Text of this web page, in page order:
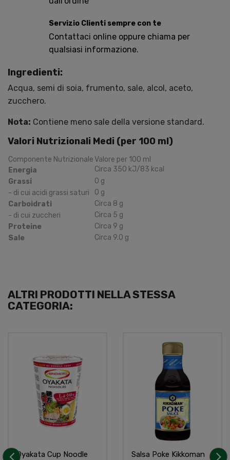
Servizio Clienti sempre con te
Contattaci online oppure chiama per
qualsiasi informazione.
Ingredienti:
Acqua, semi di soia, frumento, sale, alcol, aceto,
zucchero.
Nota: Contiene meno sale della versione standard.
Valori Nutrizionali Medi (per 100 ml)
Componente NutrizionaleValore per 100 ml
Energia
Circa 350 kJ/83 kcal
Grassi
0 g
- di cui acidi grassi saturi
0 g
Carboidrati
Circa 8 g
- di cui zuccheri
Circa 5 g
Proteine
Circa 9 g
Sale
Circa 9.0 g
ALTRI PRODOTTI NELLA STESSA
CATEGORIA:
Oyakata Cup Noodle Salsa Poke Kikkoman